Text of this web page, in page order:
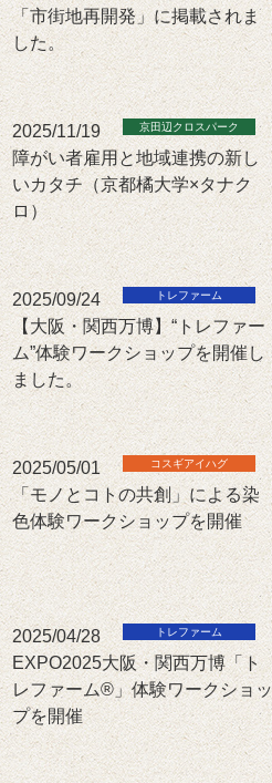
「市街地再開発」に掲載されま
した。
2025/11/19
障がい者雇用と地域連携の新し
いカタチ（京都橘大学×タナク
ロ）
2025/09/24
【大阪・関西万博】“トレファー
ム”体験ワークショップを開催し
ました。
2025/05/01
「モノとコトの共創」による染
色体験ワークショップを開催
2025/04/28
EXPO2025大阪・関西万博「ト
レファーム®」体験ワークショッ
プを開催